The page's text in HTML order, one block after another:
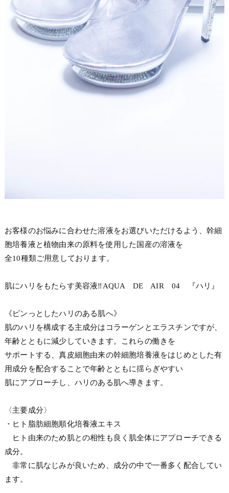
お客様のお悩みに合わせた溶液をお選びいただけるよう、幹細
胞培養液と植物由来の原料を使用した国産の溶液を
全10種類ご用意しております。
肌にハリをもたらす美容液‼AQUA DE AIR 04 『ハリ』
《ピンっとしたハリのある肌へ》
肌のハリを構成する主成分はコラーゲンとエラスチンですが、
年齢とともに減少していきます。これらの働きを
サポートする、真皮細胞由来の幹細胞培養液をはじめとした有
用成分を配合することで年齢とともに揺らぎやすい
肌にアプローチし、ハリのある肌へ導きます。
〈主要成分〉
・ヒト脂肪細胞順化培養液エキス
ヒト由来のため肌との相性も良く肌全体にアプローチできる
成分。
非常に肌なじみが良いため、成分の中で一番多く配合してい
ます。